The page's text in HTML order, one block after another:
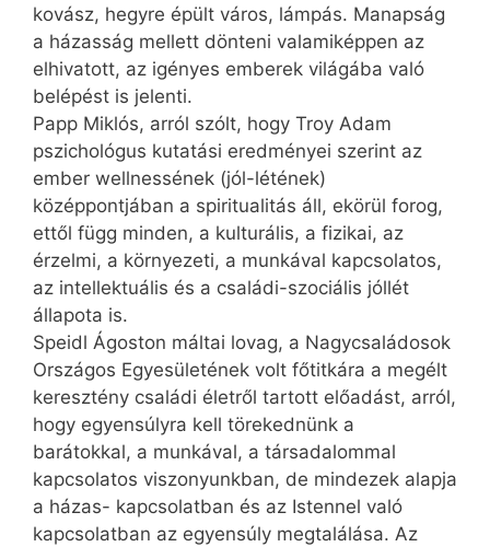
kovász, hegyre épült város, lámpás. Manapság
a házasság mellett dönteni valamiképpen az
elhivatott, az igényes emberek világába való
belépést is jelenti.
Papp Miklós, arról szólt, hogy Troy Adam
pszichológus kutatási eredményei szerint az
ember wellnessének (jól-létének)
középpontjában a spiritualitás áll, ekörül forog,
ettől függ minden, a kulturális, a fizikai, az
érzelmi, a környezeti, a munkával kapcsolatos,
az intellektuális és a családi-szociális jóllét
állapota is.
Speidl Ágoston máltai lovag, a Nagycsaládosok
Országos Egyesületének volt főtitkára a megélt
keresztény családi életről tartott előadást, arról,
hogy egyensúlyra kell törekednünk a
barátokkal, a munkával, a társadalommal
kapcsolatos viszonyunkban, de mindezek alapja
a házas- kapcsolatban és az Istennel való
kapcsolatban az egyensúly megtalálása. Az